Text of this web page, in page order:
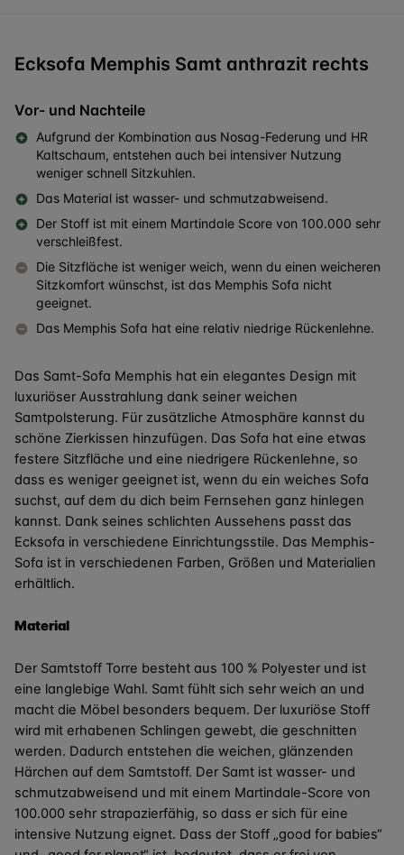
Ecksofa Memphis Samt anthrazit rechts
Vor- und Nachteile
Aufgrund der Kombination aus Nosag-Federung und HR
Kaltschaum, entstehen auch bei intensiver Nutzung
weniger schnell Sitzkuhlen.
Das Material ist wasser- und schmutzabweisend.
Der Stoff ist mit einem Martindale Score von 100.000 sehr
verschleißfest.
Die Sitzfläche ist weniger weich, wenn du einen weicheren
Sitzkomfort wünschst, ist das Memphis Sofa nicht
geeignet.
Das Memphis Sofa hat eine relativ niedrige Rückenlehne.
Das Samt-Sofa Memphis hat ein elegantes Design mit
luxuriöser Ausstrahlung dank seiner weichen
Samtpolsterung. Für zusätzliche Atmosphäre kannst du
schöne Zierkissen hinzufügen. Das Sofa hat eine etwas
festere Sitzfläche und eine niedrigere Rückenlehne, so
dass es weniger geeignet ist, wenn du ein weiches Sofa
suchst, auf dem du dich beim Fernsehen ganz hinlegen
kannst. Dank seines schlichten Aussehens passt das
Ecksofa in verschiedene Einrichtungsstile. Das Memphis-
Sofa ist in verschiedenen Farben, Größen und Materialien
erhältlich.
Material
Der Samtstoff Torre besteht aus 100 % Polyester und ist
eine langlebige Wahl. Samt fühlt sich sehr weich an und
macht die Möbel besonders bequem. Der luxuriöse Stoff
wird mit erhabenen Schlingen gewebt, die geschnitten
werden. Dadurch entstehen die weichen, glänzenden
Härchen auf dem Samtstoff. Der Samt ist wasser- und
schmutzabweisend und mit einem Martindale-Score von
100.000 sehr strapazierfähig, so dass er sich für eine
intensive Nutzung eignet. Dass der Stoff „good for babies“